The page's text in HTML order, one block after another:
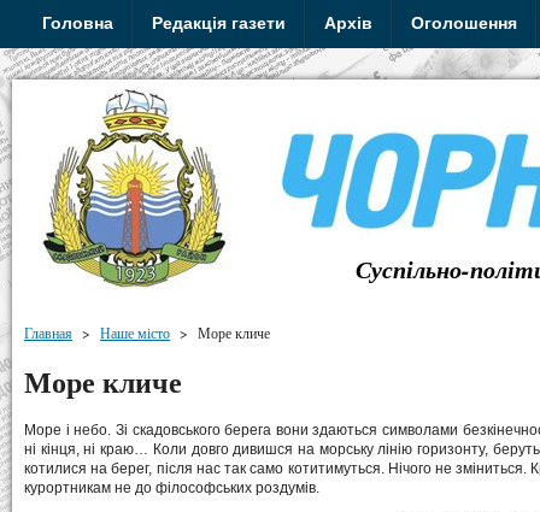
Головна Редакція газети Архів Оголошення
Суспільно-
Главная > Наше місто > Море кличе
Море кличе
Море і небо. Зі скадовського берега вони здаються символами
ні кінця, ні краю… Коли довго дивишся на морську лінію горизонту,
котилися на берег, після нас так само котитимуться. Нічого не зміниться.
курортникам не до філософських роздумів.